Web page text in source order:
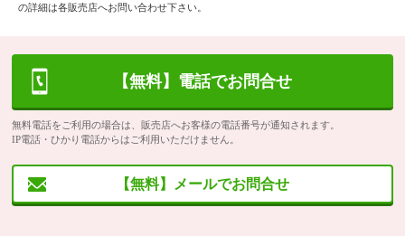
の詳細は各販売店へお問い合わせ下さい。
【無料】電話でお問合せ
無料電話をご利用の場合は、販売店へお客様の電話番号が通知されます。
IP電話・ひかり電話からはご利用いただけません。
【無料】メールでお問合せ